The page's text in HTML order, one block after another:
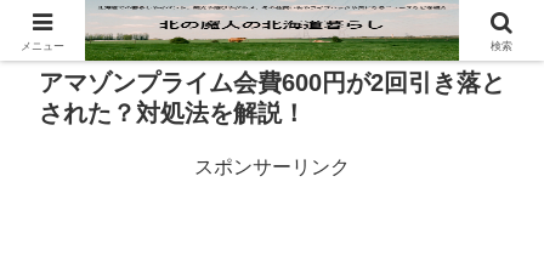
アマゾンプライム会費600円が2回引き落と
された？対処法を解説！
スポンサーリンク
メニュー 検索